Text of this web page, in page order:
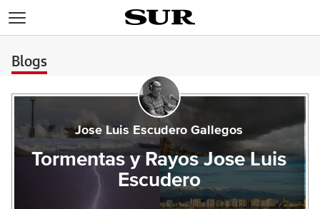
Blogs
Jose Luis Escudero Gallegos
Tormentas y Rayos Jose Luis
Escudero